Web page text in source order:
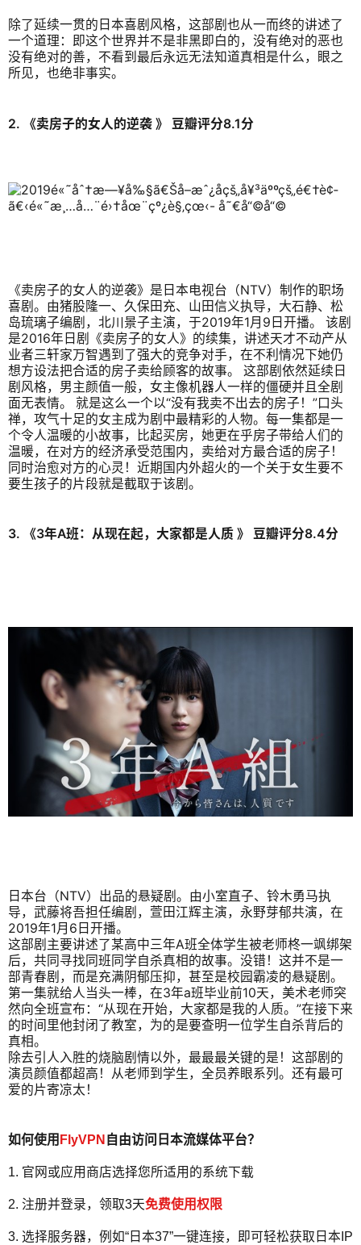
除了延续一贯的日本喜剧风格，这部剧也从一而终的讲述了
一个道理：即这个世界并不是非黑即白的，没有绝对的恶也
没有绝对的善，不看到最后永远无法知道真相是什么，眼之
所见，也绝非事实。
2. 《卖房子的女人的逆袭 》 豆瓣评分8.1分
《卖房子的女人的逆袭》是日本电视台（NTV）制作的职场
喜剧。由猪股隆一、久保田充、山田信义执导，大石静、松
岛琉璃子编剧，北川景子主演，于2019年1月9日开播。 该剧
是2016年日剧《卖房子的女人》的续集，讲述天才不动产从
业者三轩家万智遇到了强大的竞争对手，在不利情况下她仍
想方设法把合适的房子卖给顾客的故事。 这部剧依然延续日
剧风格，男主颜值一般，女主像机器人一样的僵硬并且全剧
面无表情。 就是这么一个以“没有我卖不出去的房子！”口头
禅，攻气十足的女主成为剧中最精彩的人物。每一集都是一
个令人温暖的小故事，比起买房，她更在乎房子带给人们的
温暖，在对方的经济承受范围内，卖给对方最合适的房子！
同时治愈对方的心灵！近期国内外超火的一个关于女生要不
要生孩子的片段就是截取于该剧。
3. 《3年A班：从现在起，大家都是人质 》 豆瓣评分8.4分
日本台（NTV）出品的悬疑剧。由小室直子、铃木勇马执
导，武藤将吾担任编剧，萱田江辉主演，永野芽郁共演，在
2019年1月6日开播。
这部剧主要讲述了某高中三年A班全体学生被老师柊一飒绑架
后，共同寻找同班同学自杀真相的故事。没错！这并不是一
部青春剧，而是充满阴郁压抑，甚至是校园霸凌的悬疑剧。
第一集就给人当头一棒，在3年a班毕业前10天，美术老师突
然向全班宣布：“从现在开始，大家都是我的人质。”在接下来
的时间里他封闭了教室，为的是要查明一位学生自杀背后的
真相。
除去引人入胜的烧脑剧情以外，最最最关键的是！这部剧的
演员颜值都超高！从老师到学生，全员养眼系列。还有最可
爱的片寄凉太！
如何使用 FlyVPN 自由访问日本流媒体平台？
1. 官网或应用商店选择您所适用的系统下载
2. 注册并登录，领取3天免费使用权限
3. 选择服务器，例如“日本37”一键连接，即可轻松获取日本IP